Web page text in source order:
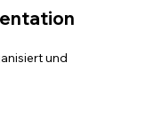
und